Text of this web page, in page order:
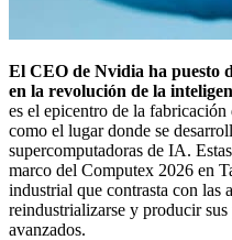
El CEO de Nvidia ha puesto
en la revolución de la
es el epicentro de la
como el lugar donde se
supercomputadoras de IA.
marco del Computex 2026 en
industrial que contrasta con las
reindustrializarse y producir
avanzados.